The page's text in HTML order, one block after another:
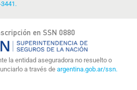
.
en SSN 0880
la entidad aseguradora no resuelto o
a través de argentina.gob.ar/ssn.